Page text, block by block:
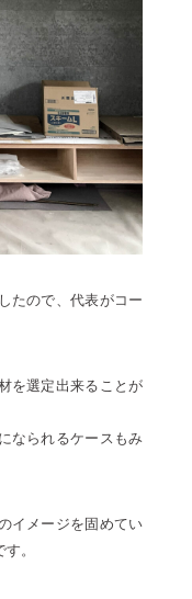
たので、代表がコー
を選定出来ることが
なられるケースもみ
イメージを固めてい
。